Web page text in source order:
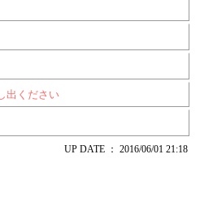
出ください
UP DATE ： 2016/06/01 21:18